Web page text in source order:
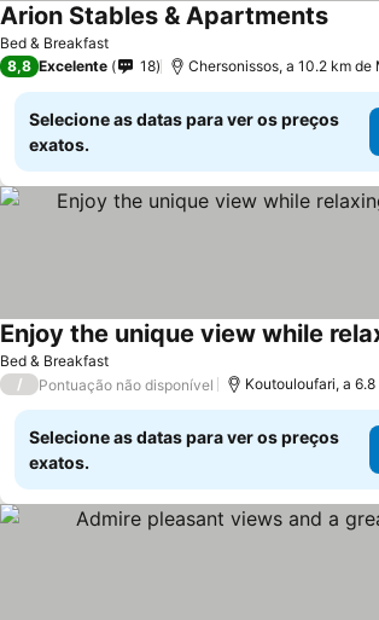
Bed & Breakfast
Arion Stables & ApartmentsVer
8,8 Excelente 18 Chersonissos, a 10.2 km de
Selecione as datas para ver os preços
exatos.
Bed & Breakfast
Ver preços
/ Pontuação não disponível Koutouloufari, a
Selecione as datas para ver os preços
exatos.